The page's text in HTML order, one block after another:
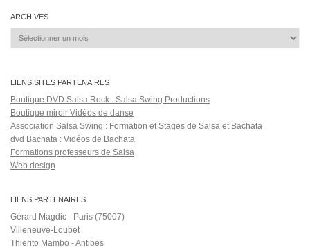
ARCHIVES
Archives
LIENS SITES PARTENAIRES
Boutique DVD Salsa Rock : Salsa Swing Productions
Boutique miroir Vidéos de danse
Association Salsa Swing : Formation et Stages de Salsa et Bachata
dvd Bachata : Vidéos de Bachata
Formations professeurs de Salsa
Web design
LIENS PARTENAIRES
Gérard Magdic - Paris (75007)
Villeneuve-Loubet
Thierito Mambo - Antibes